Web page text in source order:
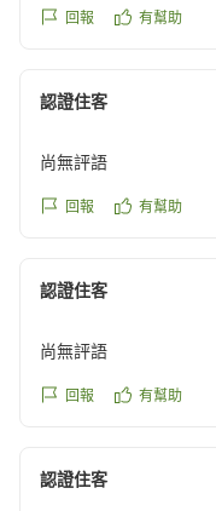
クチコミの詳細はこ
https://
回報 有幫助
認證住客
尚無評語
回報 有幫助
認證住客
尚無評語
回報 有幫助
認證住客